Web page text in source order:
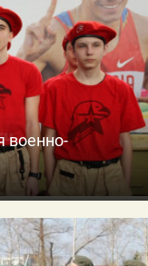
военно-